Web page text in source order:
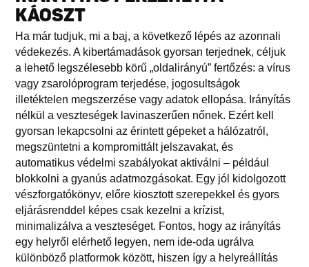
KÁOSZT
Ha már tudjuk, mi a baj, a következő lépés az azonnali
védekezés. A kibertámadások gyorsan terjednek, céljuk
a lehető legszélesebb körű „oldalirányú” fertőzés: a vírus
vagy zsarolóprogram terjedése, jogosultságok
illetéktelen megszerzése vagy adatok ellopása. Irányítás
nélkül a veszteségek lavinaszerűen nőnek. Ezért kell
gyorsan lekapcsolni az érintett gépeket a hálózatról,
megszüntetni a kompromittált jelszavakat, és
automatikus védelmi szabályokat aktiválni – például
blokkolni a gyanús adatmozgásokat. Egy jól kidolgozott
vészforgatókönyv, előre kiosztott szerepekkel és gyors
eljárásrenddel képes csak kezelni a krízist,
minimalizálva a veszteséget. Fontos, hogy az irányítás
egy helyről elérhető legyen, nem ide-oda ugrálva
különböző platformok között, hiszen így a helyreállítás